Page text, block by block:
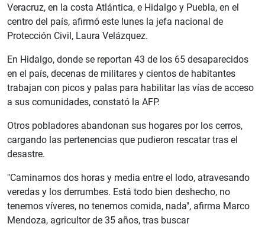
Veracruz, en la costa Atlántica, e Hidalgo y Puebla, en el
centro del país, afirmó este lunes la jefa nacional de
Protección Civil, Laura Velázquez.
En Hidalgo, donde se reportan 43 de los 65 desaparecidos
en el país, decenas de militares y cientos de habitantes
trabajan con picos y palas para habilitar las vías de acceso
a sus comunidades, constató la AFP.
Otros pobladores abandonan sus hogares por los cerros,
cargando las pertenencias que pudieron rescatar tras el
desastre.
"Caminamos dos horas y media entre el lodo, atravesando
veredas y los derrumbes. Está todo bien deshecho, no
tenemos víveres, no tenemos comida, nada", afirma Marco
Mendoza, agricultor de 35 años, tras buscar